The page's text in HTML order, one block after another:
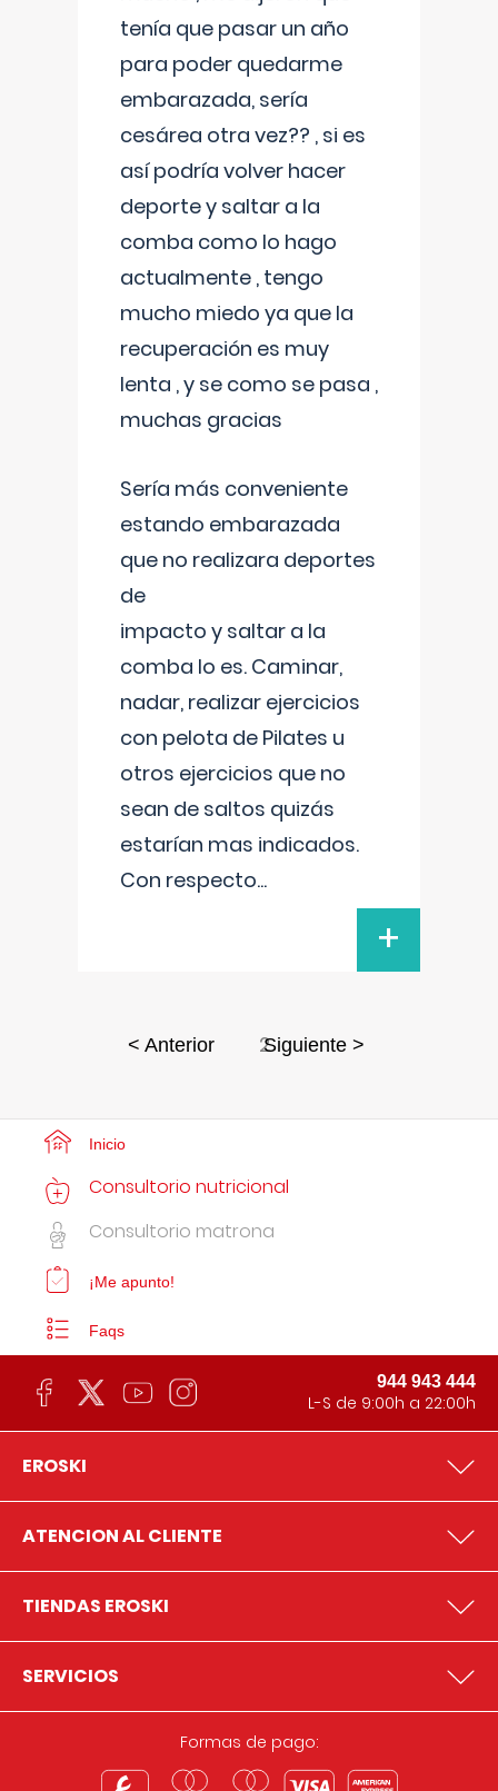
tenía que pasar un año
para poder quedarme
embarazada, sería
cesárea otra vez?? , si es
así podría volver hacer
deporte y saltar a la
comba como lo hago
actualmente , tengo
mucho miedo ya que la
recuperación es muy
lenta , y se como se pasa ,
muchas gracias
Sería más conveniente
estando embarazada
que no realizara deportes
de
impacto y saltar a la
comba lo es. Caminar,
nadar, realizar ejercicios
con pelota de Pilates u
otros ejercicios que no
sean de saltos quizás
estarían mas indicados.
Con respecto...
+
< Anterior 2Siguiente >
Inicio
Consultorio nutricional
Consultorio matrona
¡Me apunto!
Faqs
944 943 444
L-S de 9:00h a 22:00h
EROSKI
ATENCION AL CLIENTE
TIENDAS EROSKI
SERVICIOS
Formas de pago: